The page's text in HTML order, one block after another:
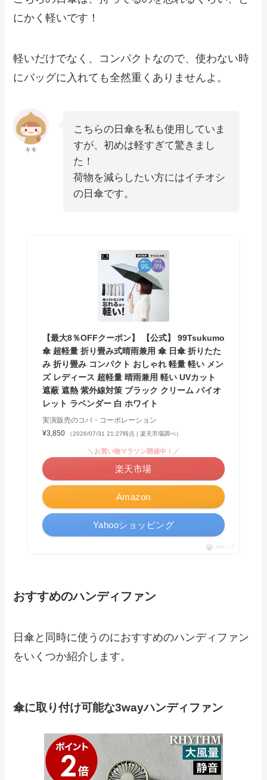
にかく軽いです！
軽いだけでなく、コンパクトなので、使わない時
にバッグに入れても全然重くありませんよ。
キキ
こちらの日傘を私も使用していま
すが、初めは軽すぎて驚きまし
た！
荷物を減らしたい方にはイチオシ
の日傘です。
【最大8％OFFクーポン】 【公式】 99Tsukumo
傘 超軽量 折り畳み式晴雨兼用 傘 日傘 折りたた
み 折り畳み コンパクト おしゃれ 軽量 軽い メン
ズ レディース 超軽量 晴雨兼用 軽い UVカット
遮蔽 遮熱 紫外線対策 ブラック クリーム バイオ
レット ラベンダー 白 ホワイト
実演販売のコパ・コーポレーション
¥3,850
（2026/07/31 21:27時点 | 楽天市場調べ）
Amazon
＼お買い物マラソン開催中！／
楽天市場
Yahooショッピング
ポチップ
おすすめのハンディファン
日傘と同時に使うのにおすすめのハンディファン
をいくつか紹介します。
傘に取り付け可能な3wayハンディファン